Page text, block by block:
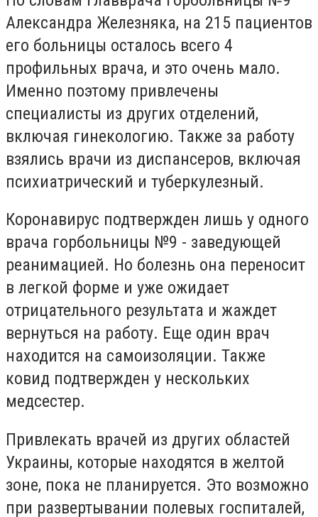
Александра Железняка, на 215 пациентов
его больницы осталось всего 4
профильных врача, и это очень мало.
Именно поэтому привлечены
специалисты из других отделений,
включая гинекологию. Также за работу
взялись врачи из диспансеров, включая
психиатрический и туберкулезный.
Коронавирус подтвержден лишь у одного
врача горбольницы №9 - заведующей
реанимацией. Но болезнь она переносит
в легкой форме и уже ожидает
отрицательного результата и жаждет
вернуться на работу. Еще один врач
находится на самоизоляции. Также
ковид подтвержден у нескольких
медсестер.
Привлекать врачей из других областей
Украины, которые находятся в желтой
зоне, пока не планируется. Это возможно
при развертывании полевых госпиталей,